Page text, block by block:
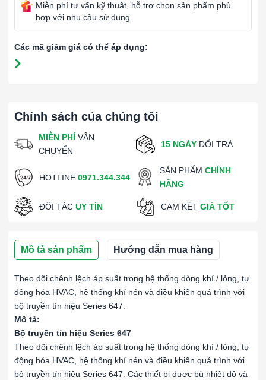
Chính sách của chúng tôi
MIỄN PHÍ VẬN
CHUYỂN
15 NGÀY ĐỔI TRẢ
HOTLINE 0971.344.344
SẢN PHẨMCHÍNH
HÃNG
ĐỐI TÁC UY TÍN CAM KẾT GIÁ TỐT
Mô tả sản phẩm Hướng dẫn mua hàng
Theo dõi chênh lệch áp suất trong hệ thống dòng khí / lỏng, tự
động hóa HVAC, hệ thống khí nén và điều khiển quá trình với
bộ truyền tín hiệu Series 647.
Mô tả:
Bộ truyền tín hiệu Series 647
Theo dõi chênh lệch áp suất trong hệ thống dòng khí / lỏng, tự
động hóa HVAC, hệ thống khí nén và điều khiển quá trình với
bộ truyền tín hiệu Series 647. Các thiết bị được bù nhiệt độ và
Miễn phí tư vấn kỹ thuật, hỗ trợ chọn sản phẩm phù
hợp với nhu cầu sử dụng.
Các mã giảm giá có thể áp dụng: